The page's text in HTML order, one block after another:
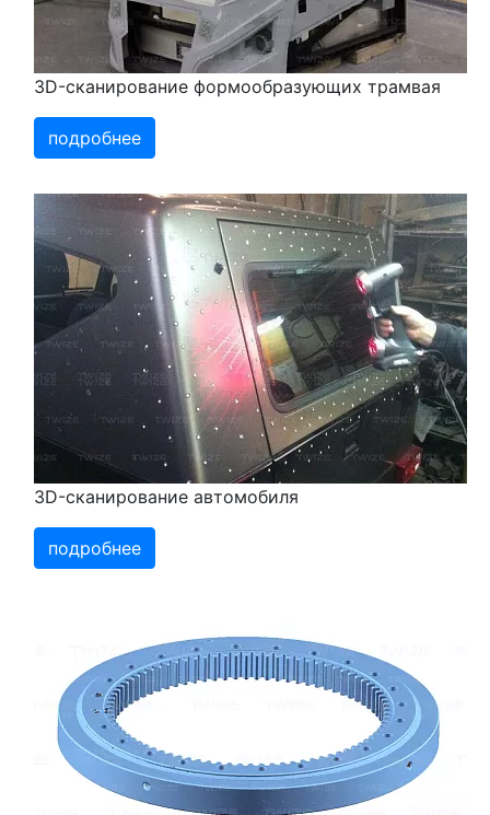
3D-сканирование формообразующих трамвая
подробнее
3D-сканирование автомобиля
подробнее